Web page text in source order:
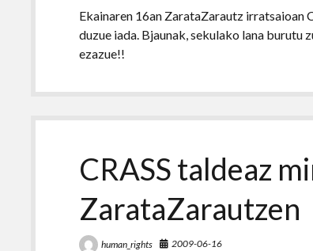
Ekainaren 16an ZarataZarautz irratsaioan
duzue iada. Bjaunak, sekulako lana burutu
ezazue!!
CRASS taldeaz
ZarataZarautzen
human_rights 2009-06-16